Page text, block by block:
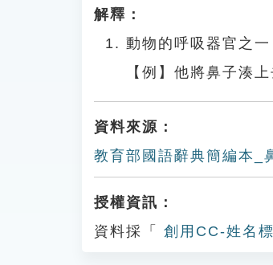
解釋：
動物的呼吸器官之
【例】他將鼻子
資料來源：
教育部國語辭典簡編本_
授權資訊：
資料採「
創用CC-姓名